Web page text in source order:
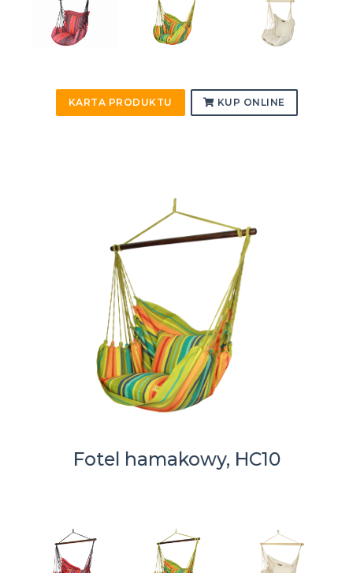
KARTA PRODUKTU KUP ONLINE
Fotel hamakowy, HC10